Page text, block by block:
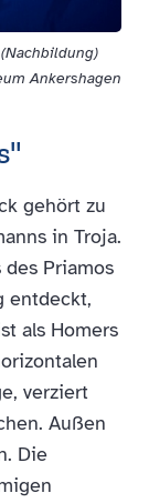
Ankershagen
gehört zu
in Troja.
des Priamos
entdeckt,
als Homers
verziert
Außen
Die